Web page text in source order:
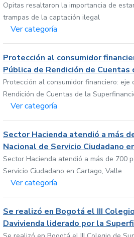
Opitas resaltaron la importancia de
trampas de la captación ilegal
Ver categoría
Protección al consumidor
Pública de Rendición de Cuentas
Protección al consumidor financiero:
Rendición de Cuentas de la
Ver categoría
Sector Hacienda atendió a más
Nacional de Servicio Ciudadano
Sector Hacienda atendió a más de 700
Servicio Ciudadano en Cartago, Valle
Ver categoría
Se realizó en Bogotá el III
Davivienda liderado por la